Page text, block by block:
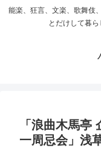
能楽、狂言、文楽、歌舞伎
とだけして暮
「浪曲木馬亭
一周忌会」浅